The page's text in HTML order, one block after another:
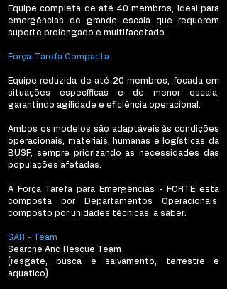
Equipe completa de até 40 membros, ideal para
emergências de grande escala que requerem
suporte prolongado e multifacetado.
Força-Tarefa Compacta
Equipe reduzida de até 20 membros, focada em
situações específicas e de menor escala,
garantindo agilidade e eficiência operacional.
Ambos os modelos são adaptáveis às condições
operacionais, materiais, humanas e logísticas da
BUSF, sempre priorizando as necessidades das
populações afetadas.
A Força Tarefa para Emergências - FORTE esta
composta por Departamentos Operacionais,
composto por unidades técnicas, a saber:
SAR - Team
Searche And Rescue Team
(resgate, busca e salvamento, terrestre e
aquatico)